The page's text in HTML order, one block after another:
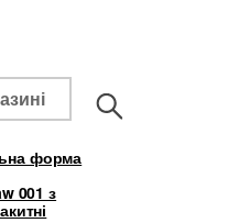
форма
001 з